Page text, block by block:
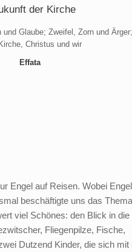
der Kirche
und Glaube; Zweifel, Zorn und Ärger;
Christus und wir
Effata
Engel auf Reisen. Wobei
beschäftigte uns das
viel Schönes: den Blick in die
Fliegenpilze, Fische,
Dutzend Kinder, die sich mit